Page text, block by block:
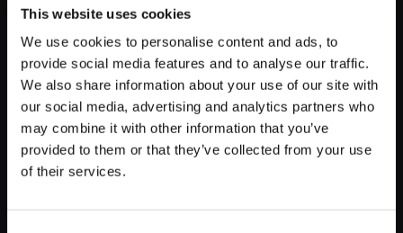
This website uses cookies
We use cookies to personalise content and ads, to
provide social media features and to analyse our traffic.
We also share information about your use of our site with
our social media, advertising and analytics partners who
may combine it with other information that you’ve
provided to them or that they’ve collected from your use
of their services.
【単曲】DEVIL MAY CRY 5 Ori
ginal SoundTrack Crimson Clo
ud